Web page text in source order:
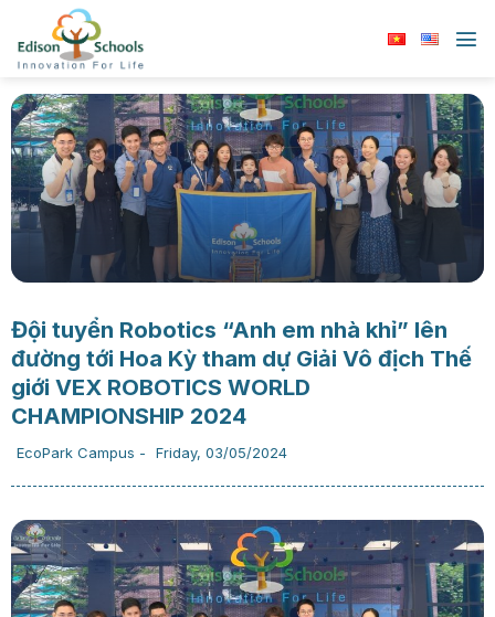
nội
Đội tuyển Robotics “Anh em nhà khỉ” lên
đường tới Hoa Kỳ tham dự Giải Vô địch Thế
giới VEX ROBOTICS WORLD
CHAMPIONSHIP 2024
EcoPark Campus - Friday, 03/05/2024